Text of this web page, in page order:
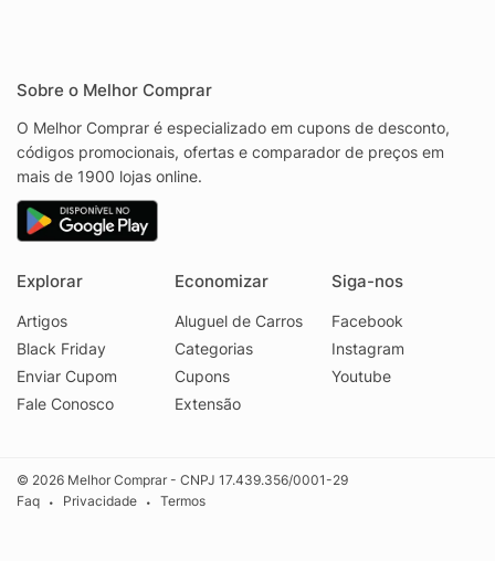
Sobre o Melhor Comprar
O Melhor Comprar é especializado em cupons de desconto,
códigos promocionais, ofertas e comparador de preços em
mais de 1900 lojas online.
Explorar
Artigos
Black Friday
Enviar Cupom
Fale Conosco
Economizar
Aluguel de Carros
Categorias
Cupons
Extensão
Siga-nos
Facebook
Instagram
Youtube
© 2026 Melhor Comprar - CNPJ 17.439.356/0001-29
Faq
• Privacidade • Termos